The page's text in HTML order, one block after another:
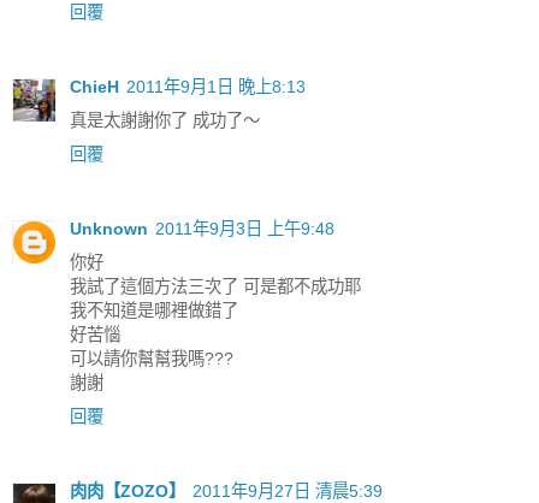
回覆
ChieH 2011年9月1日 晚上8:13
真是太謝謝你了 成功了～
回覆
Unknown 2011年9月3日 上午9:48
你好
我試了這個方法三次了 可是都不成功耶
我不知道是哪裡做錯了
好苦惱
可以請你幫幫我嗎???
謝謝
回覆
肉肉【ZOZO】
2011年9月27日 清晨5:39